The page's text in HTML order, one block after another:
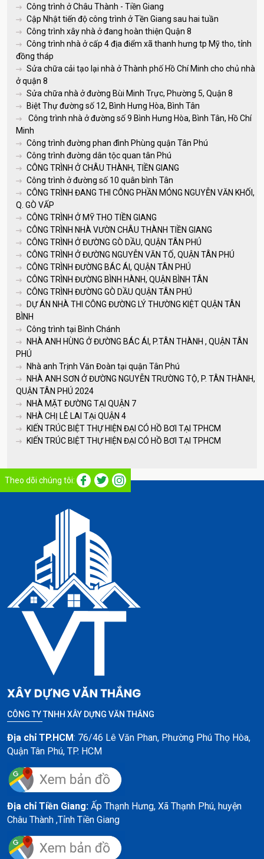
Công trình ở Châu Thành - Tiền Giang
Cập Nhật tiến độ công trình ở Tền Giang sau hai tuần
Công trình xây nhà ở đang hoàn thiện Quận 8
Công trình nhà ở cấp 4 địa điểm xã thanh hưng tp Mỹ tho, tỉnh
đồng tháp
Sửa chữa cải tạo lại nhà ở Thành phố Hồ Chí Minh cho chủ nhà
ở quận 8
Sửa chữa nhà ở đường Bùi Minh Trực, Phường 5, Quận 8
Biệt Thự đường số 12, Bình Hưng Hòa, Bình Tân
Công trình nhà ở đường số 9 Bình Hưng Hòa, Bình Tân, Hồ Chí
Minh
Công trình đường phan đình Phùng quận Tân Phú
Công trình đường dân tộc quan tân Phú
CÔNG TRÌNH Ở CHÂU THÀNH, TIỀN GIANG
Công trình ở đường số 10 quân bình Tân
CÔNG TRÌNH ĐANG THI CÔNG PHẦN MÓNG NGUYỄN VĂN KHỐI,
Q. GÒ VẤP
CÔNG TRÌNH Ở MỸ THO TIỀN GIANG
CÔNG TRÌNH NHÀ VƯỜN CHÂU THÀNH TIỀN GIANG
CÔNG TRÌNH Ở ĐƯỜNG GÒ DẦU, QUẬN TÂN PHÚ
CÔNG TRÌNH Ở ĐƯỜNG NGUYỄN VĂN TỐ, QUẬN TÂN PHÚ
CÔNG TRÌNH ĐƯỜNG BÁC ÁI, QUẬN TÂN PHÚ
CÔNG TRÌNH ĐƯỜNG BÌNH HÀNH, QUẬN BÌNH TÂN
CÔNG TRÌNH ĐƯỜNG GÒ DẦU QUẬN TÂN PHÚ
DỰ ÁN NHÀ THI CÔNG ĐƯỜNG LÝ THƯỜNG KIỆT QUẬN TÂN
BÌNH
Công trình tại Bình Chánh
NHÀ ANH HÙNG Ở ĐƯỜNG BÁC ÁI, P.TÂN THÀNH , QUẬN TÂN
PHÚ
Nhà anh Trịnh Văn Đoàn tại quận Tân Phú
NHÀ ANH SƠN Ở ĐƯỜNG NGUYỄN TRƯỜNG TỘ, P. TÂN THÀNH,
QUẬN TÂN PHÚ 2024
NHÀ MẶT ĐƯỜNG TẠI QUẬN 7
NHÀ CHỊ LÊ LAI TẠi QUẬN 4
KIẾN TRÚC BIỆT THỰ HIỆN ĐẠI CÓ HỒ BƠI TẠI TPHCM
KIẾN TRÚC BIỆT THỰ HIỆN ĐẠI CÓ HỒ BƠI TẠI TPHCM
CÔNG TY TNHH XÂY DỰNG VĂN THẮNG
Địa chỉ TP.HCM: 76/46 Lê Văn Phan, Phường Phú Thọ Hòa,
Quận Tân Phú, TP. HCM
Địa chỉ Tiền Giang: Ấp Thạnh Hưng, Xã Thạnh Phú, huyện
Châu Thành ,Tỉnh Tiền Giang
Theo dõi chúng tôi: